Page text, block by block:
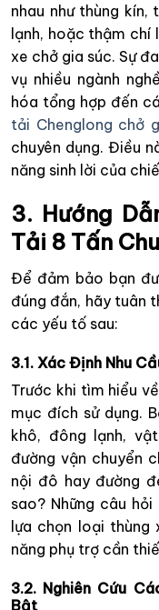
nhau như thùng kín,
lạnh, hoặc thậm chí
xe chở gia súc. Sự
vụ nhiều ngành
hóa tổng hợp đến
tải Chenglong chở
chuyên dụng. Điều
năng sinh lời của
3. Hướng
Tải 8 Tấn
Để đảm bảo bạn
đúng đắn, hãy tuân
các yếu tố sau:
3.1. Xác Định Nhu
Trước khi tìm hiểu
mục đích sử dụng.
khô, đông lạnh,
đường vận chuyển
nội đô hay đường
sao? Những câu
lựa chọn loại
năng phụ trợ cần
3.2. Nghiên Cứu
Bật